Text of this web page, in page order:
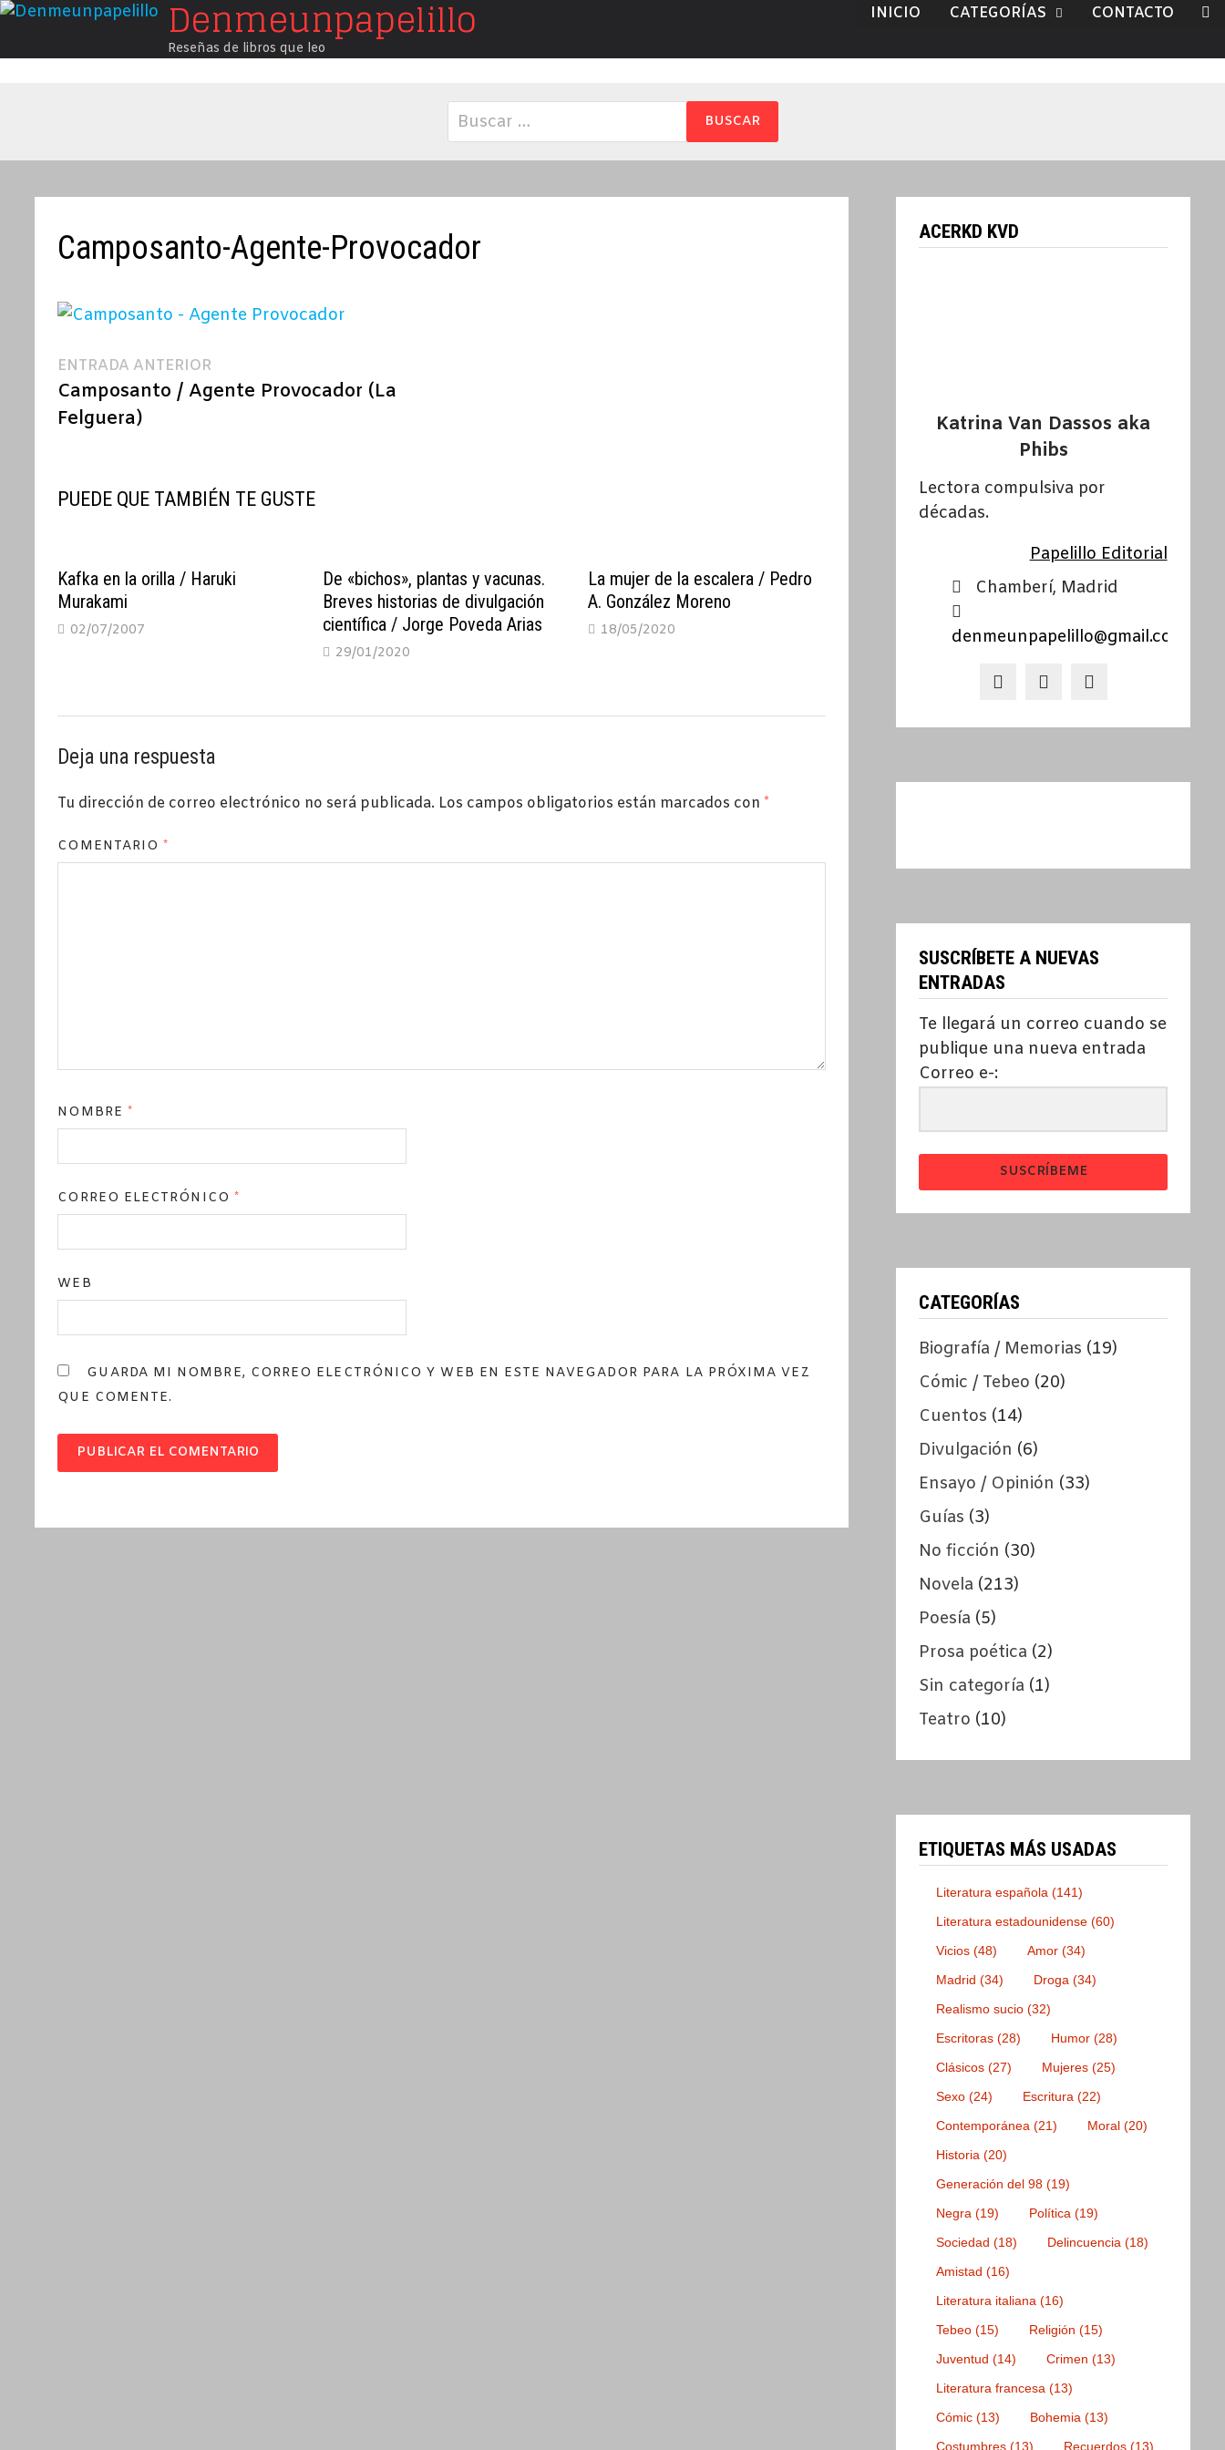
Saltar
contenido
Denmeunpapelillo
Reseñas de libros que leo
INICIO CATEGORÍAS CONTACTO
Buscar:
Camposanto-Agente-Provocador
Navegación
de
entradas
ENTRADA ANTERIOR
anterior:
Camposanto / Agente Provocador (La
Felguera)
PUEDE QUE TAMBIÉN TE GUSTE
Kafka en la orilla / Haruki
Murakami
02/07/2007
De «bichos», plantas y vacunas.
Breves historias de divulgación
científica / Jorge Poveda Arias
29/01/2020
La mujer de la escalera / Pedro
A. González Moreno
18/05/2020
Deja una respuesta
Tu dirección de correo electrónico no será publicada. Los campos obligatorios están marcados con *
COMENTARIO*
NOMBRE *
CORREO ELECTRÓNICO *
WEB
GUARDA MI NOMBRE, CORREO ELECTRÓNICO Y WEB EN ESTE NAVEGADOR PARA LA PRÓXIMA VEZ
QUE COMENTE.
ACERKD KVD
Katrina Van Dassos aka
Phibs
Lectora compulsiva por
décadas.
Papelillo Editorial
Chamberí, Madrid
denmeunpapelillo@gmail.com
SUSCRÍBETE A NUEVAS
ENTRADAS
Te llegará un correo cuando se
publique una nueva entrada
Correo e-:
SUSCRÍBEME
CATEGORÍAS
Biografía / Memorias (19)
Cómic / Tebeo (20)
Cuentos (14)
Divulgación (6)
Ensayo / Opinión (33)
Guías (3)
No ficción (30)
Novela (213)
Poesía (5)
Prosa poética (2)
Sin categoría (1)
Teatro (10)
ETIQUETAS MÁS USADAS
Literatura española (141)
Literatura estadounidense (60)
Vicios (48) Amor (34)
Madrid (34) Droga (34)
Realismo sucio (32)
Escritoras (28) Humor (28)
Clásicos (27) Mujeres (25)
Sexo (24) Escritura (22)
Contemporánea (21) Moral (20)
Historia (20)
Generación del 98 (19)
Negra (19) Política (19)
Sociedad (18) Delincuencia (18)
Amistad (16)
Literatura italiana (16)
Tebeo (15) Religión (15)
Juventud (14) Crimen (13)
Literatura francesa (13)
Cómic (13) Bohemia (13)
Costumbres (13) Recuerdos (13)